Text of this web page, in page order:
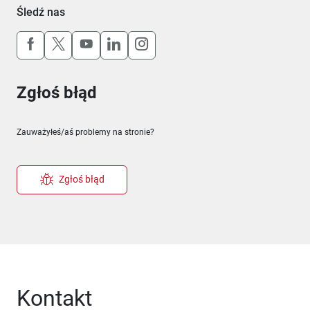
Śledź nas
Uwaga, link otworzy się w nowym oknie
Uwaga, link otworzy się w nowym oknie
Uwaga, link otworzy się w nowym
Uwaga, link otworzy się w
Uwaga, link otworzy się w
Zgłoś błąd
Zauważyłeś/aś problemy na stronie?
Zgłoś błąd
Kontakt